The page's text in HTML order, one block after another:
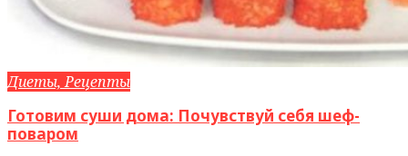
Диеты, Рецепты
Готовим суши дома: Почувствуй себя шеф-
поваром